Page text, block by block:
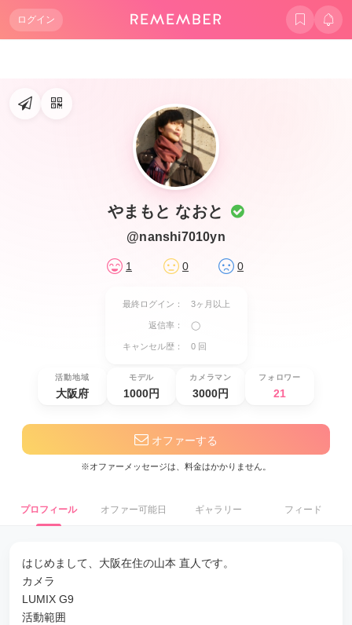
ログイン
やまもと なおと
@nanshi7010yn
1 0 0
最終ログイン： 3ヶ月以上
返信率： ◯
キャンセル歴： 0 回
活動地域
大阪府
モデル
1000円
カメラマン
3000円
フォロワー
21
オファーする
※オファーメッセージは、料金はかかりません。
プロフィール オファー可能日 ギャラリー フィード
はじめまして、大阪在住の山本 直人です。
カメラ
LUMIX G9
活動範囲